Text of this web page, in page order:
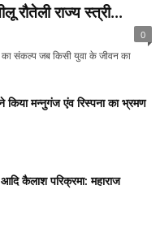
रौतेली राज्य स्त्री...
0
का संकल्प जब किसी युवा के जीवन का
किया मन्नुगंज एंव रिस्पना का भ्रमण
कैलाश परिक्रमा: महाराज